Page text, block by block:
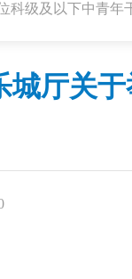
科级及以下中青
城厅关